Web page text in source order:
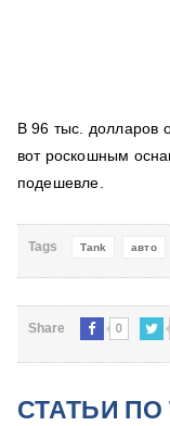
В 96 тыс. долларов
вот роскошным
подешевле.
Tags Tank авто
Share 0
СТАТЬИ ПО